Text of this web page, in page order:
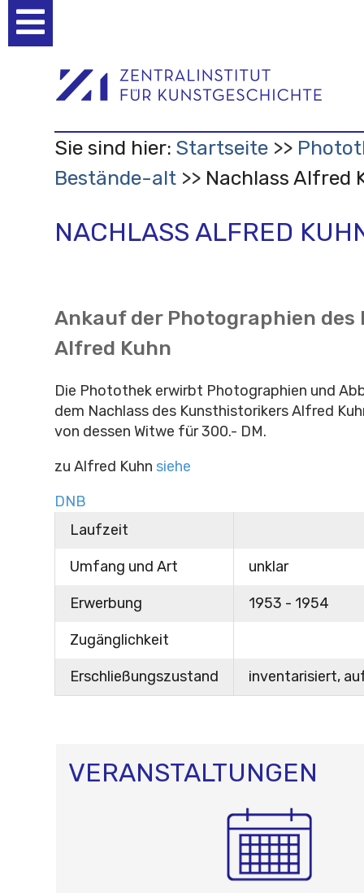
Werkzeuge
Sie sind hier: Startseite
Bestände-alt
Nachlass Alfred
NACHLASS ALFRED
Ankauf der Photographien des
Alfred Kuhn
Die Photothek erwirbt Photographien und
dem Nachlass des Kunsthistorikers Alfred
von dessen Witwe für 300.- DM.
zu Alfred Kuhn siehe
DNB
Laufzeit
Umfang und Art unklar
Erwerbung 1953 - 1954
Zugänglichkeit
Erschließungszustand inventarisiert,
VERANSTALTUNGEN